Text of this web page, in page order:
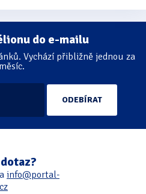
do e-mailu
Vychází přibližně jednou za
měsíc.
info@portal-